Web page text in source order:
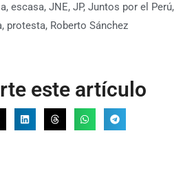
, escasa, JNE, JP, Juntos por el Perú,
, protesta, Roberto Sánchez
este artículo